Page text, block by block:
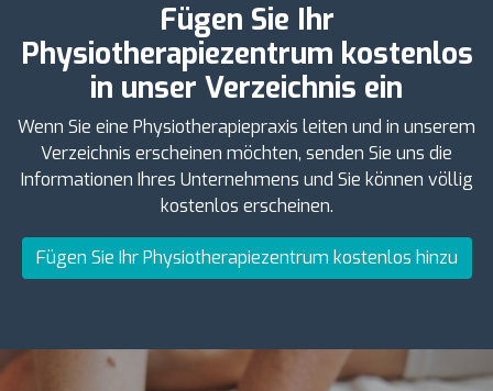
Fügen Sie Ihr
Physiotherapiezentrum kostenlos
in unser Verzeichnis ein
Wenn Sie eine Physiotherapiepraxis leiten und in unserem
Verzeichnis erscheinen möchten, senden Sie uns die
Informationen Ihres Unternehmens und Sie können völlig
kostenlos erscheinen.
Fügen Sie Ihr Physiotherapiezentrum kostenlos hinzu